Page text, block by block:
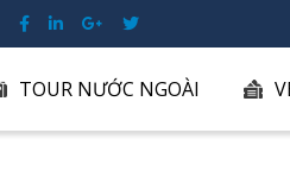
TOUR NƯỚC NGOÀI